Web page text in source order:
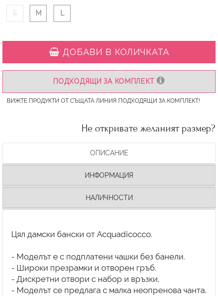
S M L
ДОБАВИ В КОЛИЧКАТА
ПОДХОДЯЩИ ЗА КОМПЛЕКТ
ВИЖТЕ ПРОДУКТИ ОТ СЪЩАТА ЛИНИЯ ПОДХОДЯЩИ ЗА КОМПЛЕКТ!
Не откривате желаният размер?
ОПИСАНИЕ
ИНФОРМАЦИЯ
НАЛИЧНОСТИ
Цял дамски бански от Acquadicocco.
- Моделът е с подплатени чашки без банели.
- Широки презрамки и отворен гръб.
- Дискретни отвори с набор и връзки.
- Моделът се предлага с малка неопренова чанта.